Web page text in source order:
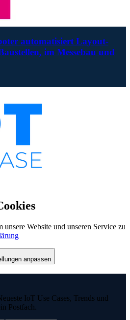
automatisiert Layout-
im Messebau und
Website und unseren Service zu
anpassen
IoT Use Cases, Trends und
Postfach.